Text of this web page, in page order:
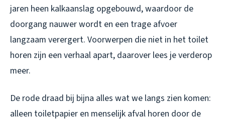
jaren heen kalkaanslag opgebouwd, waardoor de
doorgang nauwer wordt en een trage afvoer
langzaam verergert. Voorwerpen die niet in het toilet
horen zijn een verhaal apart, daarover lees je verderop
meer.
De rode draad bij bijna alles wat we langs zien komen:
alleen toiletpapier en menselijk afval horen door de